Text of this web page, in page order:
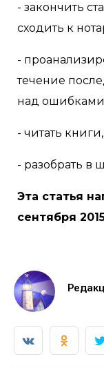
- закончить
сходить к
-
течение
над
- читать
- разобрать в
Эта статья
сентября